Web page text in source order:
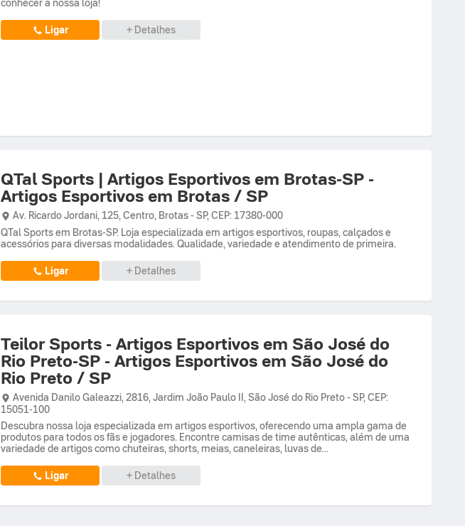
conhecer a nossa loja!
Ligar + Detalhes
QTal Sports | Artigos Esportivos em Brotas-SP -
Artigos Esportivos em Brotas / SP
Av. Ricardo Jordani, 125,Centro, Brotas-SP,CEP: 17380-000
QTal Sports em Brotas-SP. Loja especializada em artigos esportivos, roupas, calçados e
acessórios para diversas modalidades. Qualidade, variedade e atendimento de primeira.
Ligar + Detalhes
Teilor Sports - Artigos Esportivos em São José do
Rio Preto-SP - Artigos Esportivos em São José do
Rio Preto / SP
Avenida Danilo Galeazzi, 2816,Jardim João Paulo II,São José do Rio Preto-SP,CEP:
15051-100
Descubra nossa loja especializada em artigos esportivos, oferecendo uma ampla gama de
produtos para todos os fãs e jogadores. Encontre camisas de time autênticas, além de uma
variedade de artigos como chuteiras, shorts, meias, caneleiras, luvas de...
Ligar + Detalhes